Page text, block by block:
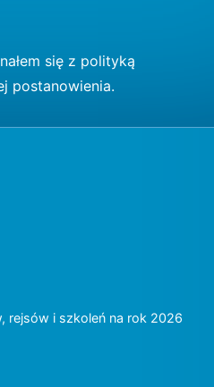
się z polityką
postanowienia.
rejsów i szkoleń na rok 2026